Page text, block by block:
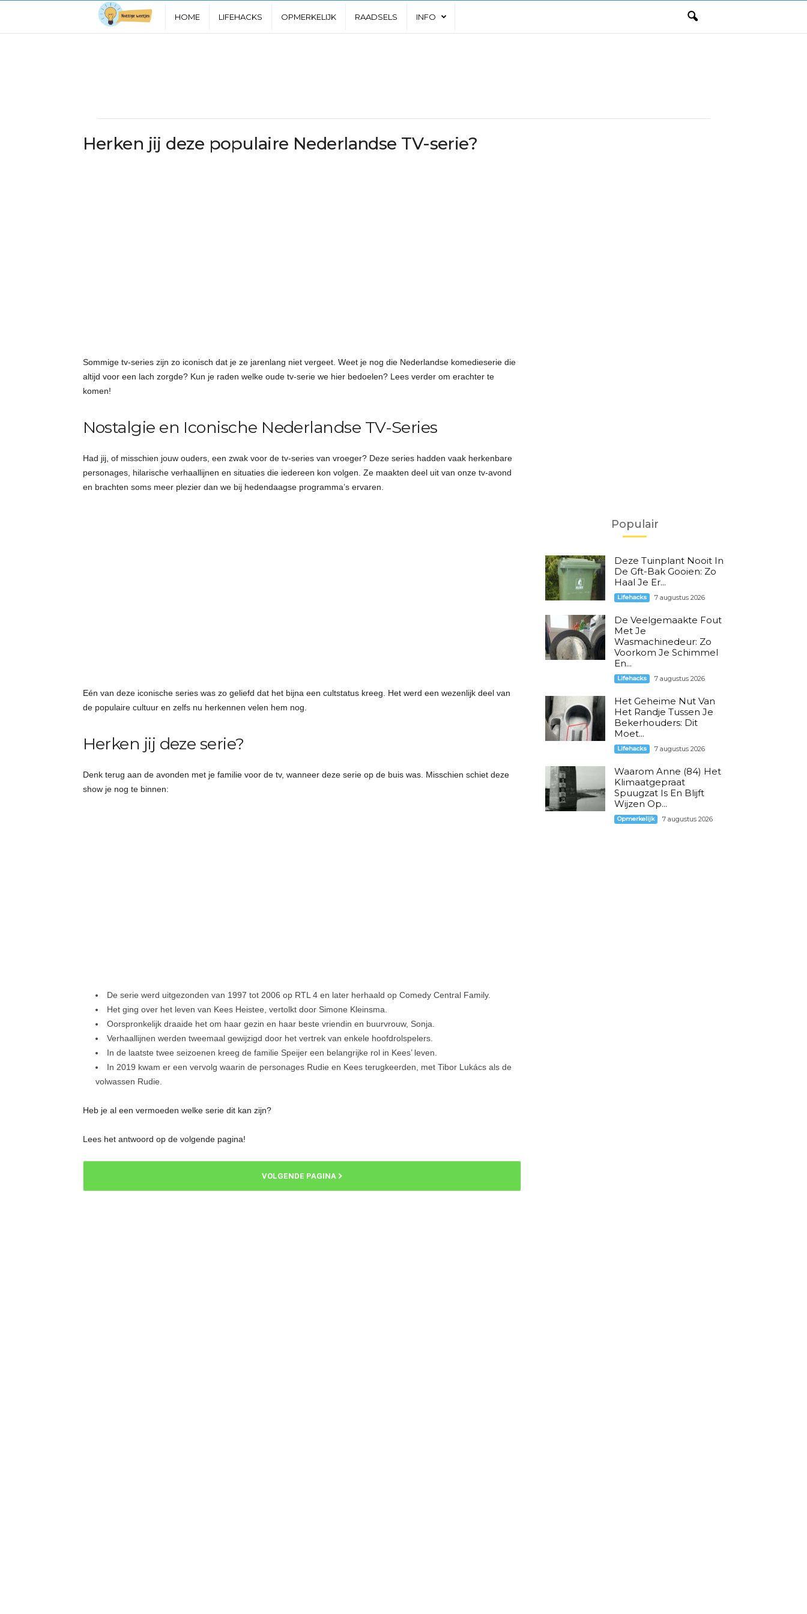
i
g
HOME LIFEHACKS OPMERKELIJK RAADSELS INFO
Herken jij deze populaire Nederlandse TV-serie?
Sommige tv-series zijn zo iconisch dat je ze jarenlang niet vergeet. Weet je nog die Nederlandse komedieserie die
altijd voor een lach zorgde? Kun je raden welke oude tv-serie we hier bedoelen? Lees verder om erachter te
komen!
Nostalgie en Iconische Nederlandse TV-Series
Had jij, of misschien jouw ouders, een zwak voor de tv-series van vroeger? Deze series hadden vaak herkenbare
personages, hilarische verhaallijnen en situaties die iedereen kon volgen. Ze maakten deel uit van onze tv-avond
en brachten soms meer plezier dan we bij hedendaagse programma’s ervaren.
Eén van deze iconische series was zo geliefd dat het bijna een cultstatus kreeg. Het werd een wezenlijk deel van
de populaire cultuur en zelfs nu herkennen velen hem nog.
Herken jij deze serie?
Denk terug aan de avonden met je familie voor de tv, wanneer deze serie op de buis was. Misschien schiet deze
show je nog te binnen:
De serie werd uitgezonden van 1997 tot 2006 op RTL 4 en later herhaald op Comedy Central Family.
Het ging over het leven van Kees Heistee, vertolkt door Simone Kleinsma.
Oorspronkelijk draaide het om haar gezin en haar beste vriendin en buurvrouw, Sonja.
Verhaallijnen werden tweemaal gewijzigd door het vertrek van enkele hoofdrolspelers.
In de laatste twee seizoenen kreeg de familie Speijer een belangrijke rol in Kees’ leven.
In 2019 kwam er een vervolg waarin de personages Rudie en Kees terugkeerden, met Tibor Lukács als de
volwassen Rudie.
Heb je al een vermoeden welke serie dit kan zijn?
Lees het antwoord op de volgende pagina!
VOLGENDE PAGINA
Populair
Deze Tuinplant Nooit In
De Gft-Bak Gooien: Zo
Haal Je Er...
Lifehacks 7 augustus 2026
De Veelgemaakte Fout
Met Je
Wasmachinedeur: Zo
Voorkom Je Schimmel
En...
Lifehacks 7 augustus 2026
Het Geheime Nut Van
Het Randje Tussen Je
Bekerhouders: Dit
Moet...
Lifehacks 7 augustus 2026
Waarom Anne (84) Het
Klimaatgepraat
Spuugzat Is En Blijft
Wijzen Op...
Opmerkelijk 7 augustus 2026